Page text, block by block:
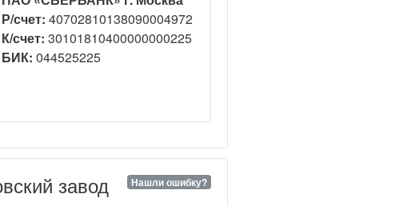
Р/счет:40702810138090004972
К/счет:30101810400000000225
БИК:044525225
Нашли ошибку?
завод